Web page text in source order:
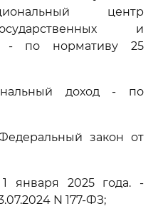
центр
и
- по нормативу 25
доход - по
закон от
января 2025 года. -
N 177-ФЗ;